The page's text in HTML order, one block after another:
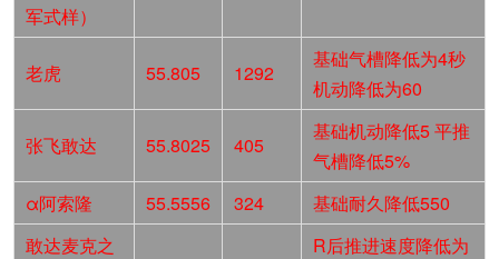
军式样）
老虎 55.805 1292
基础气槽降低为4秒
机动降低为60
张飞敢达 55.8025 405
基础机动降低5 平推
气槽降低5%
α阿索隆
55.5556 324
基础耐久降低550
敢达麦克之
R后推进速度降低为